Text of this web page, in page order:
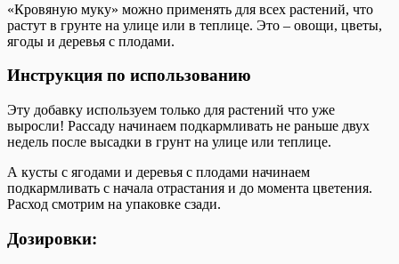
«Кровяную муку» можно применять для всех растений, что
растут в грунте на улице или в теплице. Это – овощи, цветы,
ягоды и деревья с плодами.
Инструкция по использованию
Эту добавку используем только для растений что уже
выросли! Рассаду начинаем подкармливать не раньше двух
недель после высадки в грунт на улице или теплице.
А кусты с ягодами и деревья с плодами начинаем
подкармливать с начала отрастания и до момента цветения.
Расход смотрим на упаковке сзади.
Дозировки: